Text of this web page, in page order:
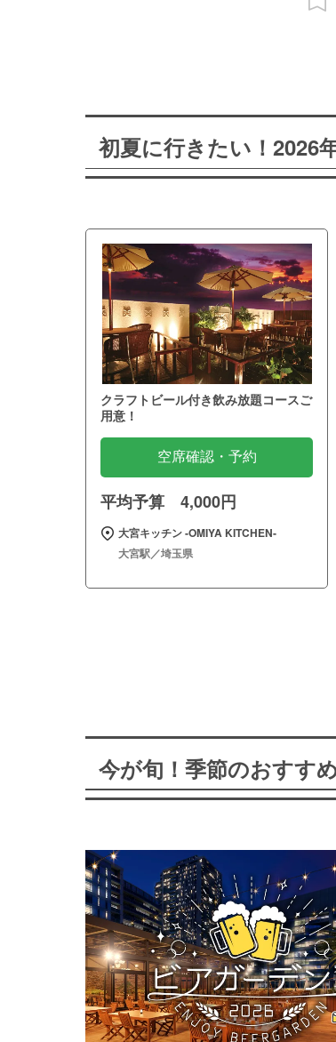
初夏に行きたい！2026
クラフトビール付き飲み放題コースご
用意！
空席確認・予約
平均予算 4,000円
大宮キッチン ‐OMIYA KITCHEN‐
大宮駅／埼玉県
今が旬！季節のおすす